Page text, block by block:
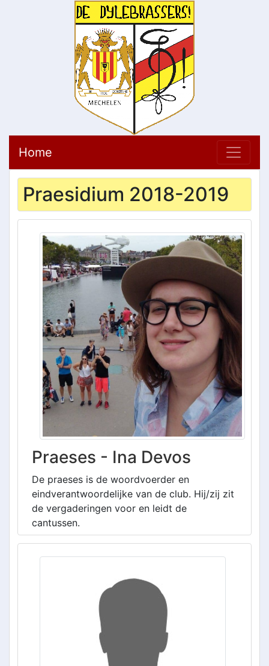
Home
Praesidium 2018-2019
Praeses - Ina Devos
De praeses is de woordvoerder en
eindverantwoordelijke van de club. Hij/zij zit
de vergaderingen voor en leidt de
cantussen.